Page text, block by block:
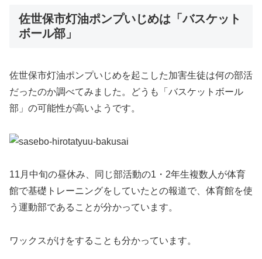
佐世保市灯油ポンプいじめは「バスケット
ボール部」
佐世保市灯油ポンプいじめを起こした加害生徒は何の部活
だったのか調べてみました。どうも「バスケットボール
部」の可能性が高いようです。
11月中旬の昼休み、同じ部活動の1・2年生複数人が体育
館で基礎トレーニングをしていたとの報道で、体育館を使
う運動部であることが分かっています。
ワックスがけをすることも分かっています。